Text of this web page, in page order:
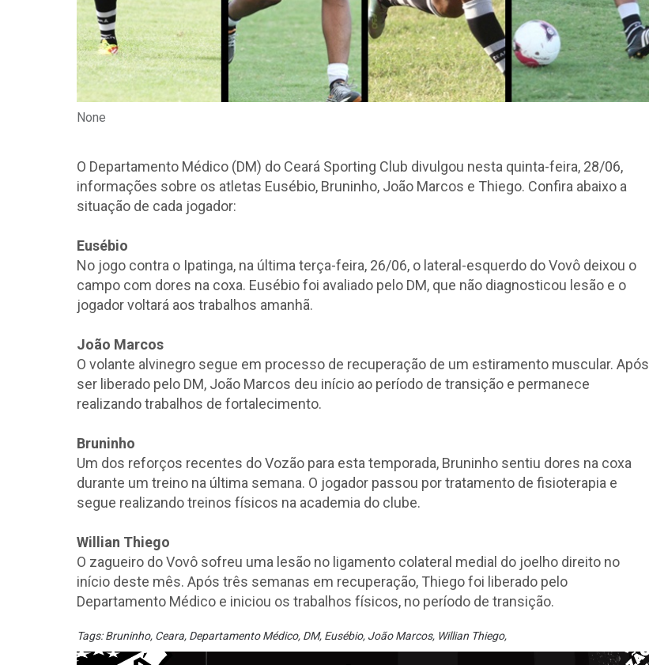
None
O Departamento Médico (DM) do Ceará Sporting Club divulgou nesta quinta-feira, 28/06,
informações sobre os atletas Eusébio, Bruninho, João Marcos e Thiego. Confira abaixo a
situação de cada jogador:
Eusébio
No jogo contra o Ipatinga, na última terça-feira, 26/06, o lateral-esquerdo do Vovô deixou o
campo com dores na coxa. Eusébio foi avaliado pelo DM, que não diagnosticou lesão e o
jogador voltará aos trabalhos amanhã.
João Marcos
O volante alvinegro segue em processo de recuperação de um estiramento muscular. Após
ser liberado pelo DM, João Marcos deu início ao período de transição e permanece
realizando trabalhos de fortalecimento.
Bruninho
Um dos reforços recentes do Vozão para esta temporada, Bruninho sentiu dores na coxa
durante um treino na última semana. O jogador passou por tratamento de fisioterapia e
segue realizando treinos físicos na academia do clube.
Willian Thiego
O zagueiro do Vovô sofreu uma lesão no ligamento colateral medial do joelho direito no
início deste mês. Após três semanas em recuperação, Thiego foi liberado pelo
Departamento Médico e iniciou os trabalhos físicos, no período de transição.
Tags:Bruninho, Ceara, Departamento Médico, DM, Eusébio, João Marcos, Willian Thiego,